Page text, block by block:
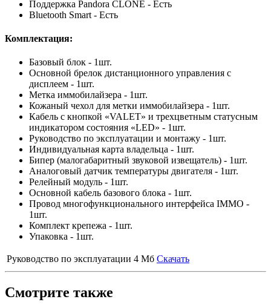
Поддержка Pandora CLONE - Есть
Bluetooth Smart - Есть
Комплектация:
Базовый блок - 1шт.
Основной брелок дистанционного управления c
дисплеем - 1шт.
Метка иммобилайзера - 1шт.
Кожаный чехол для метки иммобилайзера - 1шт.
Кабель с кнопкой «VALET» и трехцветным статусным
индикатором состояния «LED» - 1шт.
Руководство по эксплуатации и монтажу - 1шт.
Индивидуальная карта владельца - 1шт.
Бипер (малогабаритный звуковой извещатель) - 1шт.
Аналоговый датчик температуры двигателя - 1шт.
Релейный модуль - 1шт.
Основной кабель базового блока - 1шт.
Провод многофункционального интерфейса IMMO -
1шт.
Комплект крепежа - 1шт.
Упаковка - 1шт.
Руководство по эксплуатации 4 Мб Скачать
Смотрите также